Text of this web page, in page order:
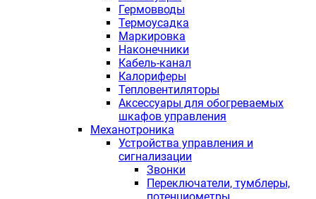
Гермовводы
Термоусадка
Маркировка
Наконечники
Кабель-канал
Калориферы
Тепловентиляторы
Аксессуары для обогреваемых
шкафов управления
Механотроника
Устройства управления и
сигнализации
Звонки
Переключатели, тумблеры,
потенциометры